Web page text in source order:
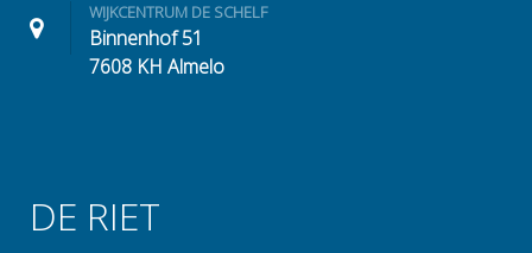
WIJKCENTRUM DE SCHELF
Binnenhof 51
7608 KH Almelo
DE RIET